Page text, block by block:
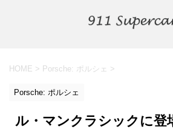
HOME > Porsche: ポルシェ >
Porsche: ポルシェ
ル・マンクラシックに登